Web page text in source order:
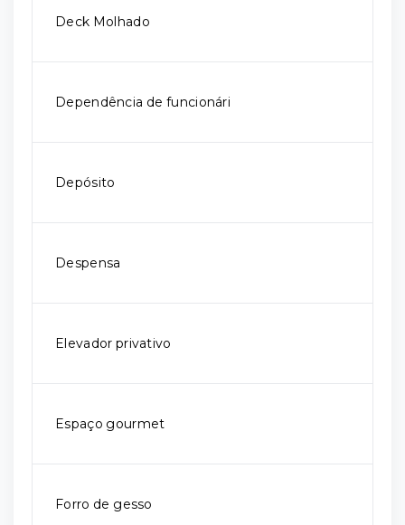
Deck Molhado
Dependência de funcionári
Depósito
Despensa
Elevador privativo
Espaço gourmet
Forro de gesso